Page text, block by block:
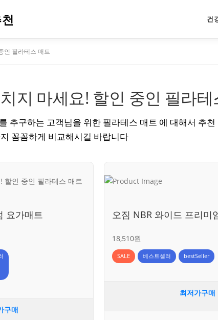
건
인 필라테스 매트
지 마세요! 할인 중인 필라테
추구하는 고객님을 위한 필라테스 매트 에 대해서 추
꼼꼼하게 비교해시길 바랍니다
요가매트
구매
오짐 NBR 와이드 프리미
18,510원
SALE 베스트셀러 bestSeller
최저가구매